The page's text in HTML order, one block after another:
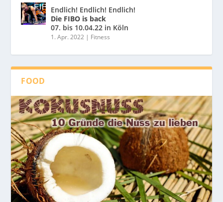
Endlich! Endlich! Endlich!
Die FIBO is back
07. bis 10.04.22 in Köln
1. Apr. 2022 | Fitness
FOOD